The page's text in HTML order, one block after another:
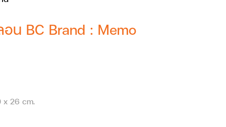
น BC Brand : Memo
26 cm.